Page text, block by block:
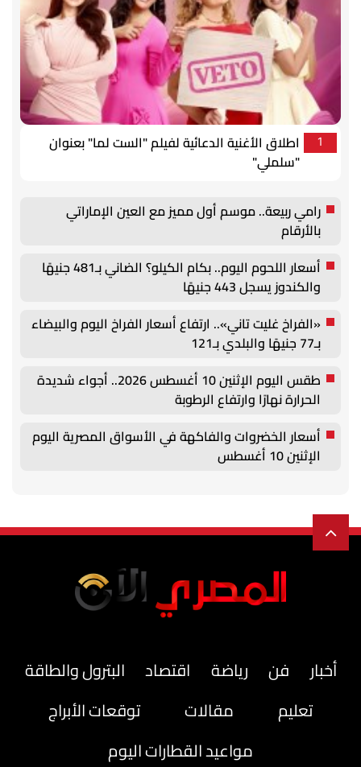
1
اطلاق الأغنية الدعائية لفيلم "الست لما" بعنوان
"سلملي"
رامي ربيعة.. موسم أول مميز مع العين الإماراتي
بالأرقام
أسعار اللحوم اليوم.. بكام الكيلو؟ الضاني بـ481 جنيهًا
والكندوز يسجل 443 جنيهًا
«الفراخ غليت تاني».. ارتفاع أسعار الفراخ اليوم والبيضاء
بـ77 جنيهًا والبلدي بـ121
طقس اليوم الإثنين 10 أغسطس 2026.. أجواء شديدة
الحرارة نهارًا وارتفاع الرطوبة
أسعار الخضروات والفاكهة في الأسواق المصرية اليوم
الإثنين 10 أغسطس
أخبار فن رياضة اقتصاد
البترول والطاقة
تعليم
مقالات
توقعات الأبراج
مواعيد القطارات اليوم